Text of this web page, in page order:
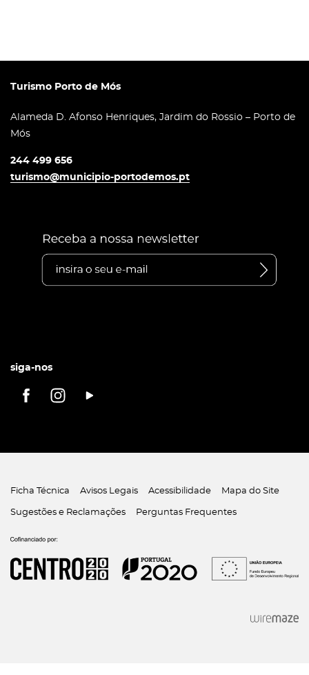
Turismo Porto de Mós
Alameda D. Afonso Henriques, Jardim do Rossio – Porto de
Mós
244 499 656
turismo@municipio-portodemos.pt
siga-nos
Ficha Técnica Avisos Legais Acessibilidade Mapa do Site
Sugestões e Reclamações Perguntas Frequentes